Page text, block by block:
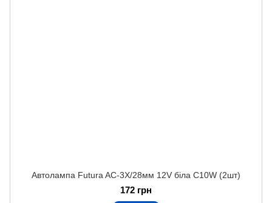
Автолампа Futura AC-3Х/28мм 12V біла C10W (2шт)
172 грн